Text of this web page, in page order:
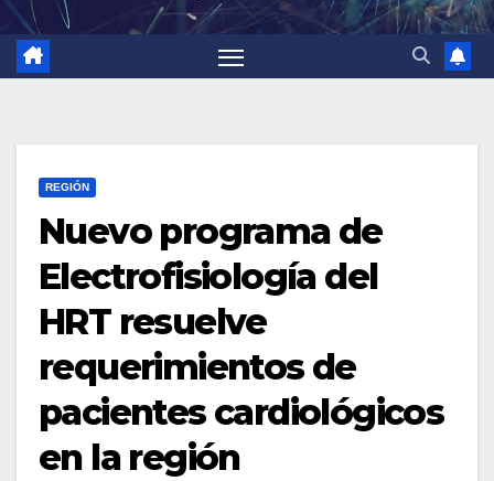
REGIÓN
Nuevo programa de
Electrofisiología del
HRT resuelve
requerimientos de
pacientes cardiológicos
en la región